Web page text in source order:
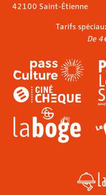
42100 Saint-Étienne
Tarifs
De